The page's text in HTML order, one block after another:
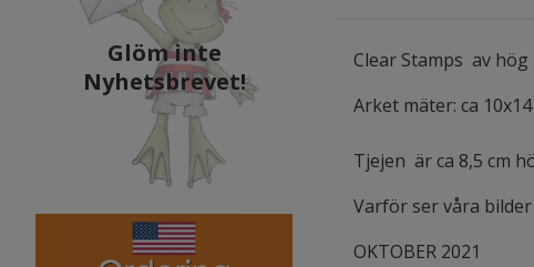
Glöm inte
Nyhetsbrevet!
Clear Stamps av
Arket mäter: ca
Tjejen är ca 8,5 cm
Varför ser våra bilder
OKTOBER 2021